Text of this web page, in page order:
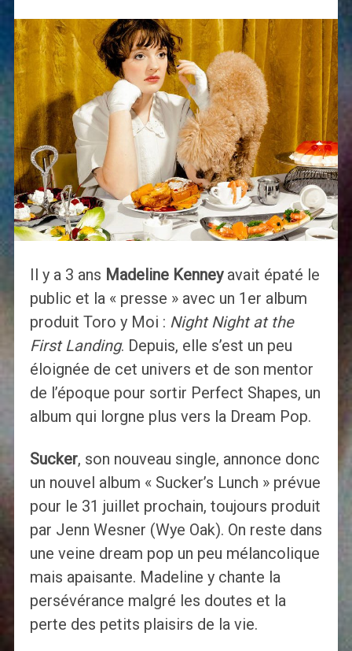
Il y a 3 ans Madeline Kenneyavait épaté le
public et la « presse » avec un 1er album
produit Toro y Moi : Night Night at the
First Landing. Depuis, elle s’est un peu
éloignée de cet univers et de son mentor
de l’époque pour sortir Perfect Shapes, un
album qui lorgne plus vers la Dream Pop.
Sucker, son nouveau single, annonce donc
un nouvel album « Sucker’s Lunch » prévue
pour le 31 juillet prochain, toujours produit
par Jenn Wesner (Wye Oak). On reste dans
une veine dream pop un peu mélancolique
mais apaisante. Madeline y chante la
persévérance malgré les doutes et la
perte des petits plaisirs de la vie.